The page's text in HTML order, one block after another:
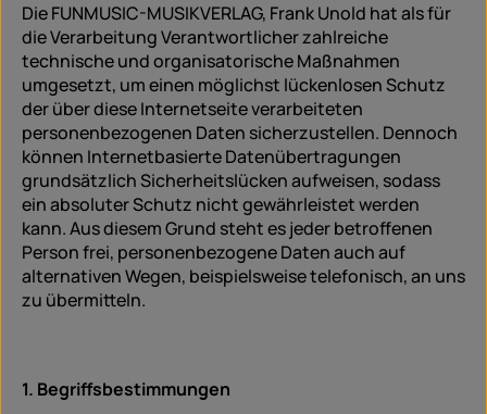
Die FUNMUSIC-MUSIKVERLAG, Frank Unold hat als für
die Verarbeitung Verantwortlicher zahlreiche
technische und organisatorische Maßnahmen
umgesetzt, um einen möglichst lückenlosen Schutz
der über diese Internetseite verarbeiteten
personenbezogenen Daten sicherzustellen. Dennoch
können Internetbasierte Datenübertragungen
grundsätzlich Sicherheitslücken aufweisen, sodass
ein absoluter Schutz nicht gewährleistet werden
kann. Aus diesem Grund steht es jeder betroffenen
Person frei, personenbezogene Daten auch auf
alternativen Wegen, beispielsweise telefonisch, an uns
zu übermitteln.
1. Begriffsbestimmungen